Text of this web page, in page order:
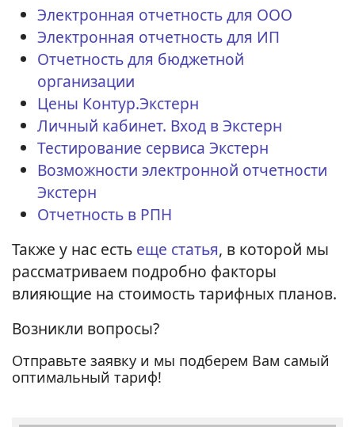
Электронная отчетность для ООО
Электронная отчетность для ИП
Отчетность для бюджетной
организации
Цены Контур.Экстерн
Личный кабинет. Вход в Экстерн
Тестирование сервиса Экстерн
Возможности электронной отчетности
Экстерн
Отчетность в РПН
Также у нас есть еще статья, в которой мы
рассматриваем подробно факторы
влияющие на стоимость тарифных планов.
Возникли вопросы?
Отправьте заявку и мы подберем Вам самый
оптимальный тариф!